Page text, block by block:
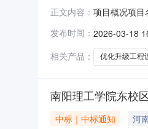
正文内容： 项目概况项
咽喉区外修
组道岔连锁
发布时间： 2026-03-18
相关产品：
优化升级工程
南阳理工学院东校
中标｜中标通知 河